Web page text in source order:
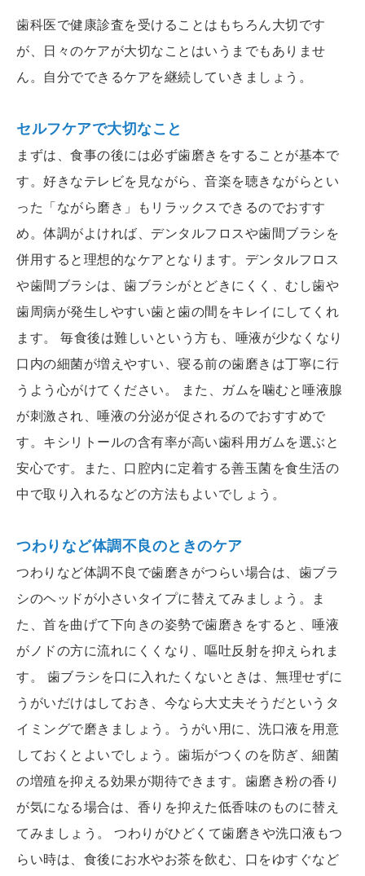
歯科医で健康診査を受けることはもちろん大切です
が、日々のケアが大切なことはいうまでもありませ
ん。自分でできるケアを継続していきましょう。
セルフケアで大切なこと
まずは、食事の後には必ず歯磨きをすることが基本で
す。好きなテレビを見ながら、音楽を聴きながらとい
った「ながら磨き」もリラックスできるのでおすす
め。体調がよければ、デンタルフロスや歯間ブラシを
併用すると理想的なケアとなります。デンタルフロス
や歯間ブラシは、歯ブラシがとどきにくく、むし歯や
歯周病が発生しやすい歯と歯の間をキレイにしてくれ
ます。 毎食後は難しいという方も、唾液が少なくなり
口内の細菌が増えやすい、寝る前の歯磨きは丁寧に行
うよう心がけてください。 また、ガムを噛むと唾液腺
が刺激され、唾液の分泌が促されるのでおすすめで
す。キシリトールの含有率が高い歯科用ガムを選ぶと
安心です。また、口腔内に定着する善玉菌を食生活の
中で取り入れるなどの方法もよいでしょう。
つわりなど体調不良のときのケア
つわりなど体調不良で歯磨きがつらい場合は、歯ブラ
シのヘッドが小さいタイプに替えてみましょう。ま
た、首を曲げて下向きの姿勢で歯磨きをすると、唾液
がノドの方に流れにくくなり、嘔吐反射を抑えられま
す。 歯ブラシを口に入れたくないときは、無理せずに
うがいだけはしておき、今なら大丈夫そうだというタ
イミングで磨きましょう。うがい用に、洗口液を用意
しておくとよいでしょう。歯垢がつくのを防ぎ、細菌
の増殖を抑える効果が期待できます。歯磨き粉の香り
が気になる場合は、香りを抑えた低香味のものに替え
てみましょう。 つわりがひどくて歯磨きや洗口液もつ
らい時は、食後にお水やお茶を飲む、口をゆすぐなど